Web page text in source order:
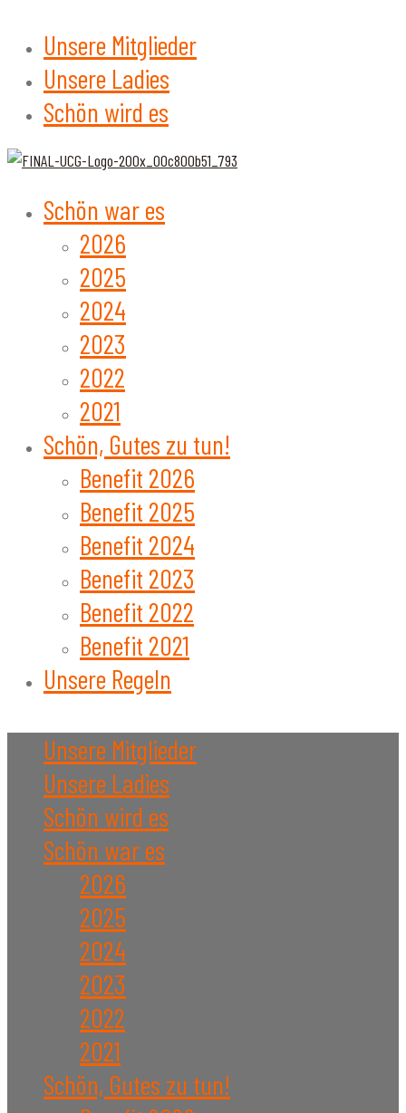
Unsere Mitglieder
Unsere Ladies
Schön wird es
Schön war es
2026
2025
2024
2023
2022
2021
Schön, Gutes zu tun!
Benefit 2026
Benefit 2025
Benefit 2024
Benefit 2023
Benefit 2022
Benefit 2021
Unsere Regeln
Unsere Mitglieder
Unsere Ladies
Schön wird es
Schön war es
2026
2025
2024
2023
2022
2021
Schön, Gutes zu tun!